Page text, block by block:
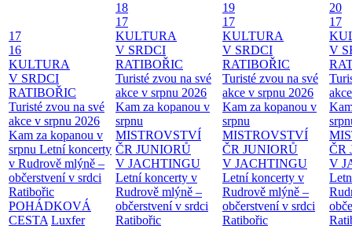
17
16
KULTURA
V SRDCI
RATIBOŘIC
Turisté zvou na své
akce v srpnu 2026
Kam za kopanou v
srpnu Letní koncerty
v Rudrově mlýně –
občerstvení v srdci
Ratibořic
POHÁDKOVÁ
CESTA Luxfer
18
17
KULTURA
V SRDCI
RATIBOŘIC
Turisté zvou na své
akce v srpnu 2026
Kam za kopanou v
srpnu
MISTROVSTVÍ
ČR JUNIORŮ
V JACHTINGU
Letní koncerty v
Rudrově mlýně –
občerstvení v srdci
Ratibořic
19
17
KULTURA
V SRDCI
RATIBOŘIC
Turisté zvou na své
akce v srpnu 2026
Kam za kopanou v
srpnu
MISTROVSTVÍ
ČR JUNIORŮ
V JACHTINGU
Letní koncerty v
Rudrově mlýně –
občerstvení v srdci
Ratibořic
20
17
V
ČR
V